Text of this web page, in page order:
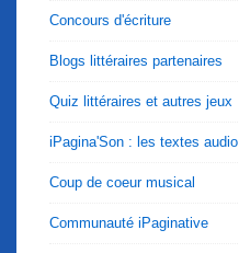
Concours d'écriture
Blogs littéraires partenaires
Quiz littéraires et autres jeux
iPagina'Son : les textes audio
Coup de coeur musical
Communauté iPaginative